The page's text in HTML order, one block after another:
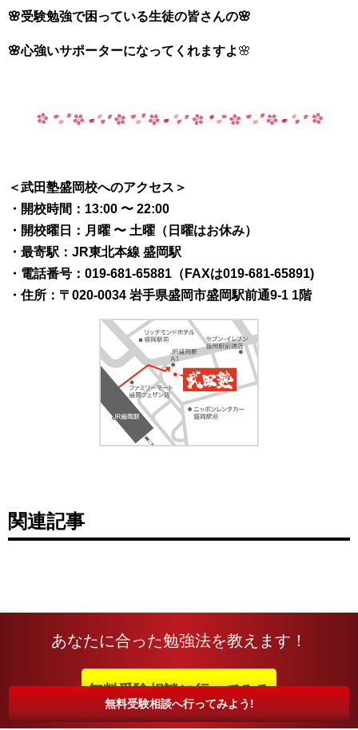
🌸受験勉強で困っている生徒の皆さんの🌸
🌸心強いサポーターになってくれますよ 🌸
＜武田塾盛岡校へのアクセス＞
・開校時間：13:00 〜 22:00
・開校曜日：月曜 〜 土曜（日曜はお休み）
・最寄駅：JR東北本線 盛岡駅
・電話番号：019-681-65881（FAXは019-681-65891)
・住所：〒020-0034 岩手県盛岡市盛岡駅前通9-1 1階
関連記事
あなたに合った勉強法を教えます！
無料受験相談に行ってみる
無料受験相談へ行ってみよう!